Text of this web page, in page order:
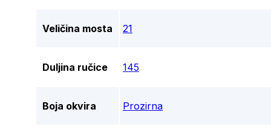
Veličina mosta 21
Duljina ručice 145
Boja okvira Prozirna